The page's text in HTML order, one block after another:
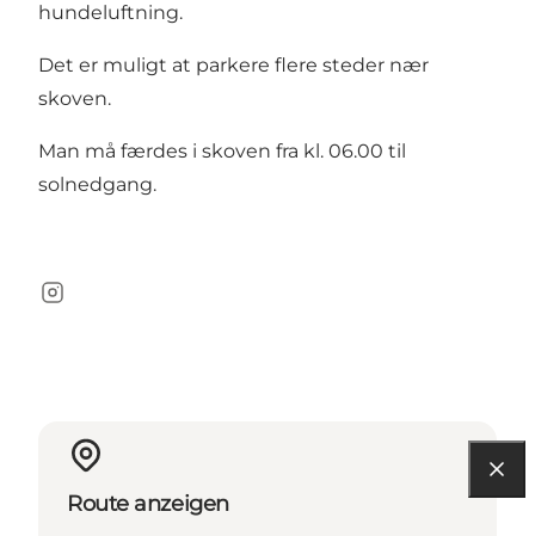
hundeluftning.
Det er muligt at parkere flere steder nær
skoven.
Man må færdes i skoven fra kl. 06.00 til
solnedgang.
Instagram
Route anzeigen